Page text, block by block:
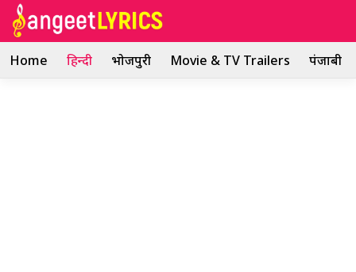
Skip
Home हिन्दी भोजपुरी Movie & TV Trailers पंजाबी